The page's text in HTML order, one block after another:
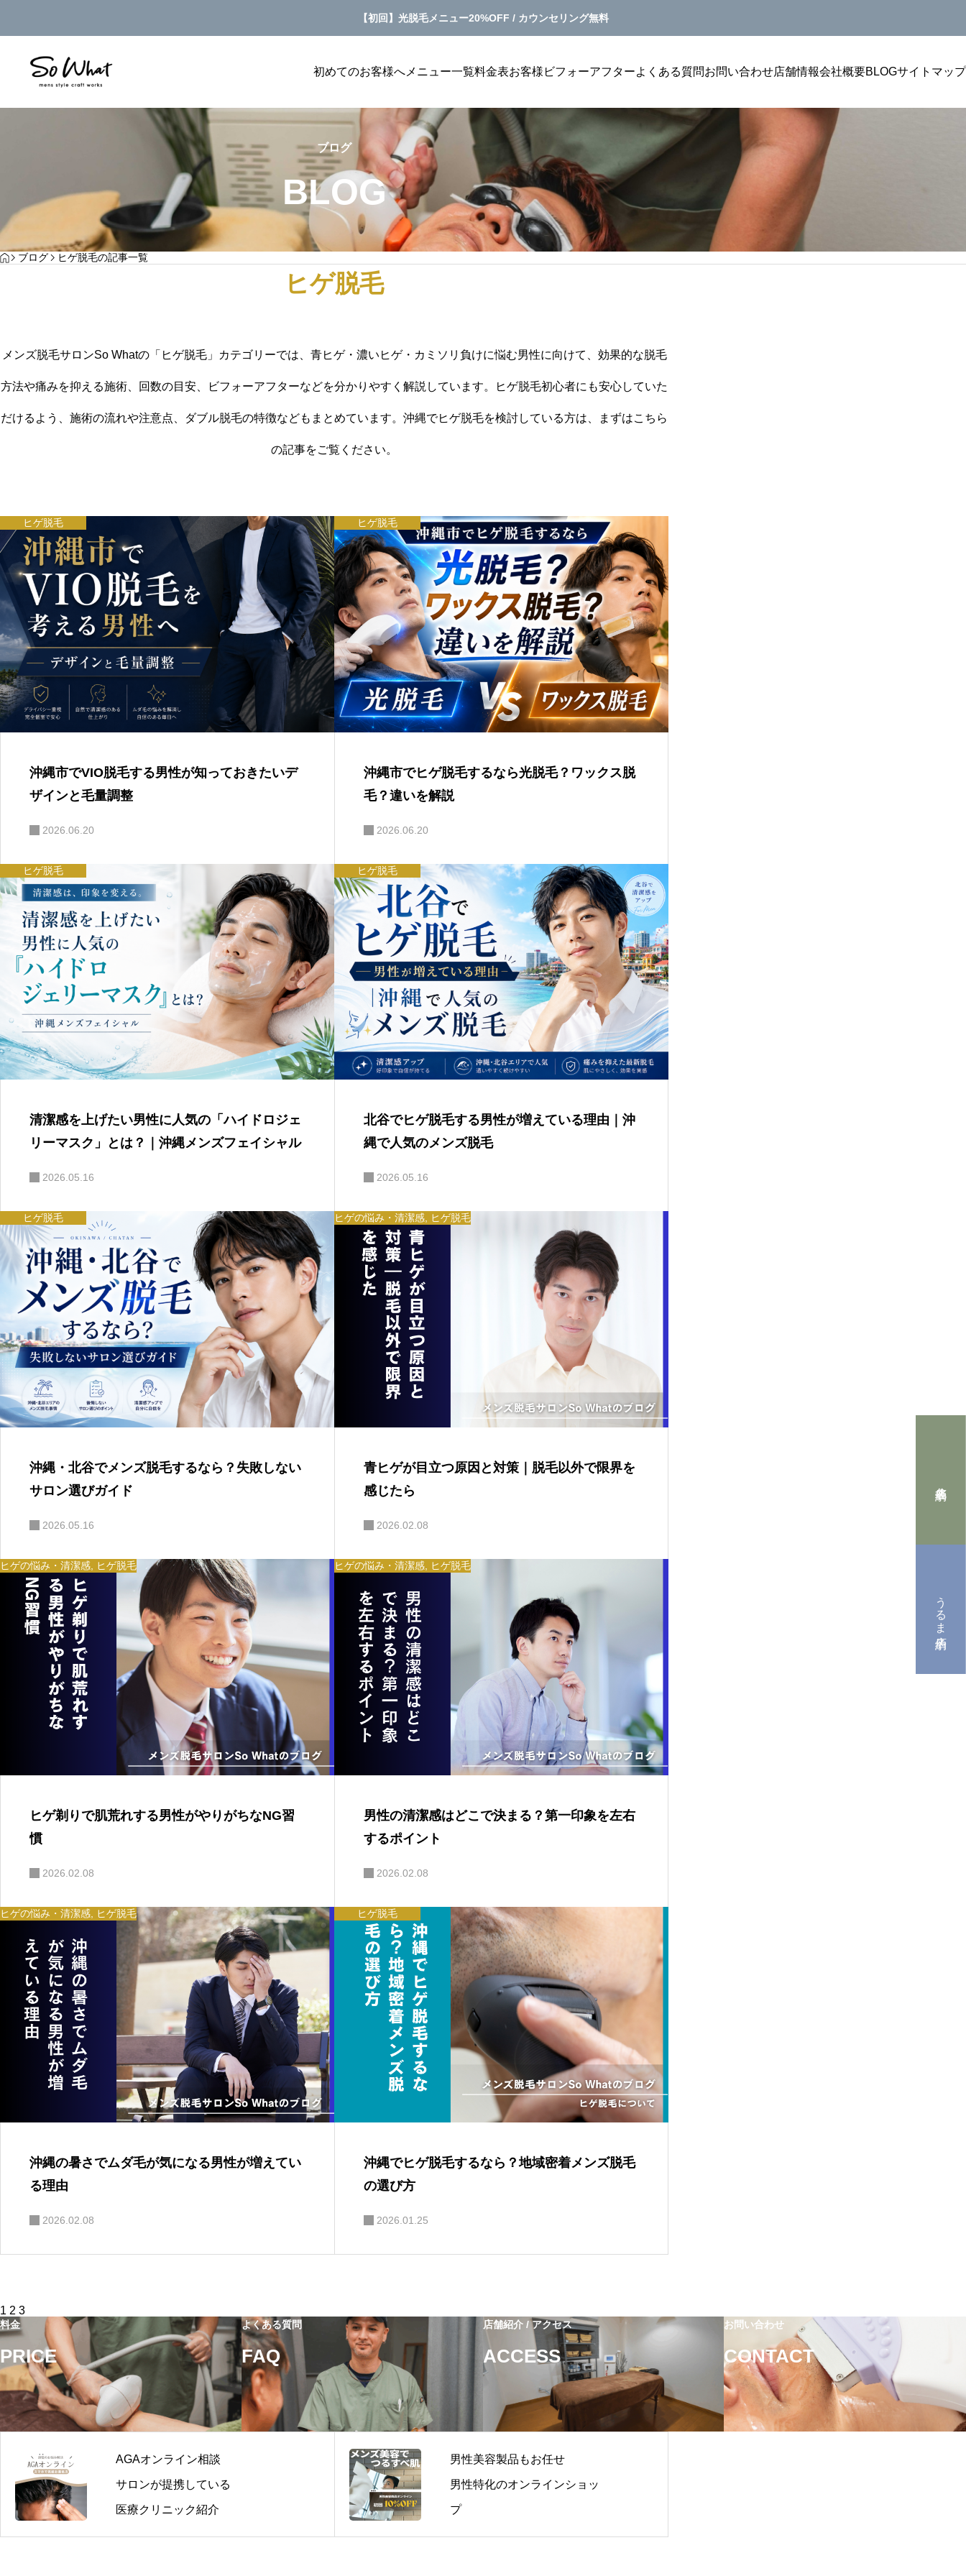
【初回】光脱毛メニュー20%OFF / カウンセリング無料
初めてのお客様へ メニュー一覧料金表お客様ビフォーアフターよくある質問お問い合わせ店舗情報会社概要BLOGサイトマップ
嘉手納・読谷村で光脱毛を検討する男性へ｜
沖縄メンズ脱毛
読谷村・嘉手納で脚脱毛を考える男性へ｜短
パンの季節に向けた清潔感対策
沖縄メンズ脱毛
沖縄中部でダブル脱毛を受けるなら｜ワック
嘉手納で全身脱毛を考える男性へ｜ヒゲ・
読谷村か
ダブル脱毛
ワックス脱毛と光脱毛の併用脱毛。効果も持続性もアップする脱毛方法
ハイブリッド脱毛 ワックス脱毛
ブログ
BLOG
HOME
ブログ ヒゲ脱毛の記事一覧
ヒゲ脱毛
メンズ脱毛サロンSo Whatの「ヒゲ脱毛」カテゴリーでは、青ヒゲ・濃いヒゲ・カミソリ負けに悩む男性に向けて、効果的な脱毛
方法や痛みを抑える施術、回数の目安、ビフォーアフターなどを分かりやすく解説しています。ヒゲ脱毛初心者にも安心していた
だけるよう、施術の流れや注意点、ダブル脱毛の特徴などもまとめています。沖縄でヒゲ脱毛を検討している方は、まずはこちら
の記事をご覧ください。
ヒゲ脱毛
沖縄市でVIO脱毛する男性が知っておきたいデ
ザインと毛量調整
2026.06.20
ヒゲ脱毛
沖縄市でヒゲ脱毛するなら光脱毛？ワックス脱
毛？違いを解説
2026.06.20
ヒゲ脱毛
清潔感を上げたい男性に人気の「ハイドロジェ
リーマスク」とは？｜沖縄メンズフェイシャル
2026.05.16
ヒゲ脱毛
北谷でヒゲ脱毛する男性が増えている理由｜沖
縄で人気のメンズ脱毛
2026.05.16
ヒゲ脱毛
沖縄・北谷でメンズ脱毛するなら？失敗しない
サロン選びガイド
2026.05.16
ヒゲの悩み・清潔感, ヒゲ脱毛
青ヒゲが目立つ原因と対策｜脱毛以外で限界を
感じたら
2026.02.08
ヒゲの悩み・清潔感, ヒゲ脱毛
ヒゲ剃りで肌荒れする男性がやりがちなNG習
慣
2026.02.08
ヒゲの悩み・清潔感, ヒゲ脱毛
男性の清潔感はどこで決まる？第一印象を左右
するポイント
2026.02.08
ヒゲの悩み・清潔感 ヒゲ脱毛
沖縄の暑さでムダ毛が気になる男性が増えてい
る理由
2026.02.08
ヒゲ脱毛
沖縄でヒゲ脱毛するなら？地域密着メンズ脱毛
の選び方
2026.01.25
投
稿
の
ー
ジ
送
り
1 2 3
料金
PRICE
よくある質問
FAQ
店舗紹介 / アクセス
ACCESS
お問い合わせ
CONTACT
AGAオンライン相談
サロンが提携している
医療クリニック紹介
男性美容製品もお任せ
男性特化のオンラインショッ
プ
うるま店 予約